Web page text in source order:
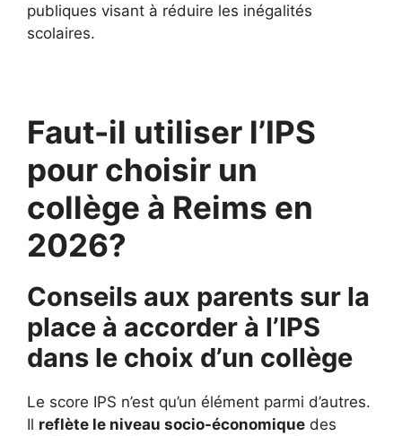
publiques visant à réduire les inégalités
scolaires.
Faut-il utiliser l’IPS
pour choisir un
collège à Reims en
2026?
Conseils aux parents sur la
place à accorder à l’IPS
dans le choix d’un collège
Le score IPS n’est qu’un élément parmi d’autres.
Il reflète le niveau socio-économique des